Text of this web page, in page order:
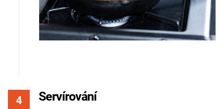
Servírování